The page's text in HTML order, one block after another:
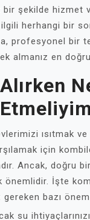
şekilde hizmet
herhangi bir
profesyonel bir
almanız en
ısıtmak ve
için
Ancak, doğru
önemlidir. İşte
bazı
su ihtiyaçlarınızı